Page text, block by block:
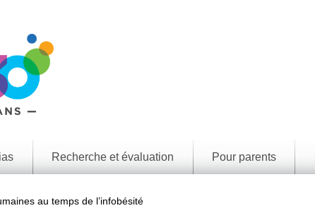
Recherche et évaluation
approche
Pour parents
au temps de l’infobésité